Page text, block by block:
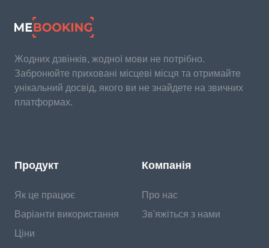
Жодних дзвінків, жодної мови не потрібно.
Забронюйте приховані місцеві місця та отримайте
унікальний досвід, якого ви не знайдете на звичних
платформах.
Продукт
Як це працює
Варіанти використання
Ціни
Компанія
Про нас
Зв'яжіться з нами